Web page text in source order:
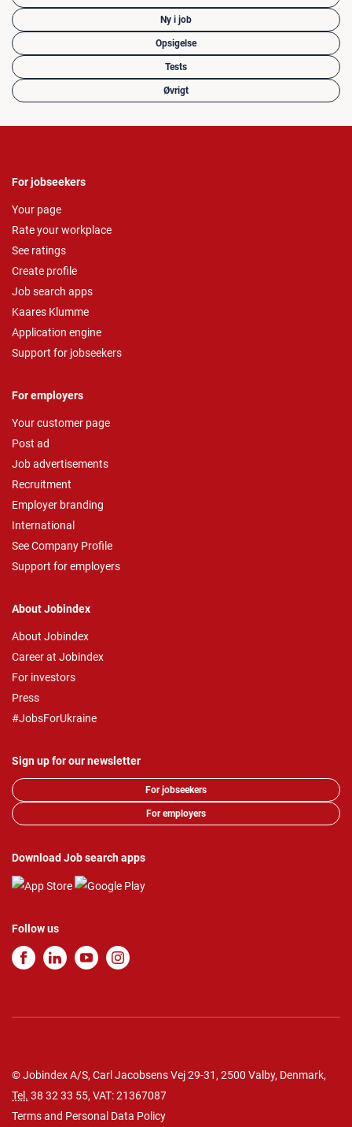
Ny i job
Opsigelse
Tests
Øvrigt
For jobseekers
Your page
Rate your workplace
See ratings
Create profile
Job search apps
Kaares Klumme
Application engine
Support for jobseekers
For employers
Your customer page
Post ad
Job advertisements
Recruitment
Employer branding
International
See Company Profile
Support for employers
About Jobindex
About Jobindex
Career at Jobindex
For investors
Press
#JobsForUkraine
Sign up for our newsletter
For jobseekers
For employers
Download Job search apps
Follow us
© Jobindex A/S, Carl Jacobsens Vej 29-31, 2500 Valby, Denmark,
Tel. 38 32 33 55, VAT: 21367087
Terms and Personal Data Policy